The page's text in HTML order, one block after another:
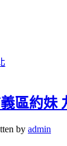
區約妹
by admin